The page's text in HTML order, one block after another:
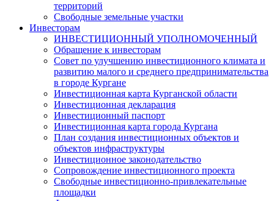
территорий
Свободные земельные участки
Инвесторам
ИНВЕСТИЦИОННЫЙ УПОЛНОМОЧЕННЫЙ
Обращение к инвесторам
Совет по улучшению инвестиционного климата и
развитию малого и среднего предпринимательства
в городе Кургане
Инвестиционная карта Курганской области
Инвестиционная декларация
Инвестиционный паспорт
Инвестиционная карта города Кургана
План создания инвестиционных объектов и
объектов инфраструктуры
Инвестиционное законодательство
Сопровождение инвестиционного проекта
Свободные инвестиционно-привлекательные
площадки